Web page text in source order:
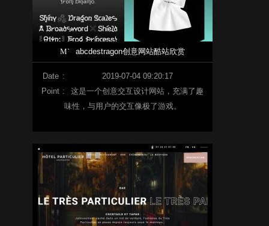
M` abcdestragon创意网站酷站欣赏
Date :
2019-07-04 09:20:17
Point :
这是一个创意交互设计网站，充满了趣
味性，与用户的交互像极了游戏。